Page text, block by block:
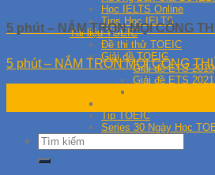
Học IELTS Online
Tips Học IELTS
Tài liệu TOEIC
Đề thi thử TOEIC
Giải đề TOEIC
Giải đề ETS 2019
Giải đề ETS 2021
Tip TOEIC
Series 30 Ngày Học
5 phút – NẮM TRỌN MỌI CÔNG
5 phút – NẮM TRỌN MỌI CÔNG